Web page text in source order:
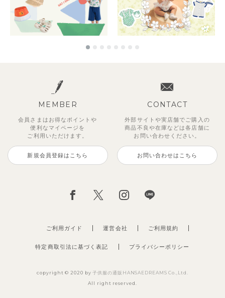
MEMBER
会員さまはお得なポイントや
便利な マイページを
ご利用いただけます。
新規会員登録はこちら
CONTACT
外部サイトや実店舗でご購入の
商品不良や在庫などは各店舗に
お問い合わせください。
お問い合わせはこちら
ご利用ガイド 運営会社
特定商取引法に基づく表記 プライバシーポリシー
ご利用規約
copyright © 2020 by子供服の通販HANSAEDREAMS Co.,Ltd.
All right reserved.